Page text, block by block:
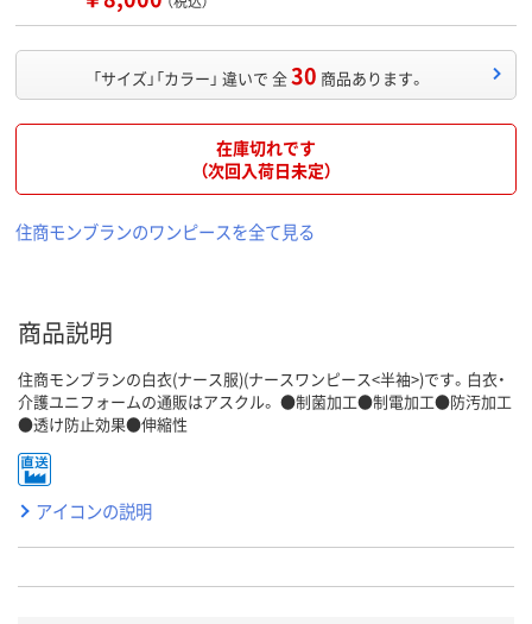
「サイズ」「カラー」 違いで 全30 商品あります。
在庫切れです
（次回入荷日未定）
住商モンブランのワンピースを全て見る
商品説明
住商モンブランの白衣(ナース服)(ナースワンピース<半袖>)です。白衣・
介護ユニフォームの通販はアスクル。 ●制菌加工●制電加工●防汚加工
●透け防止効果●伸縮性
アイコンの説明